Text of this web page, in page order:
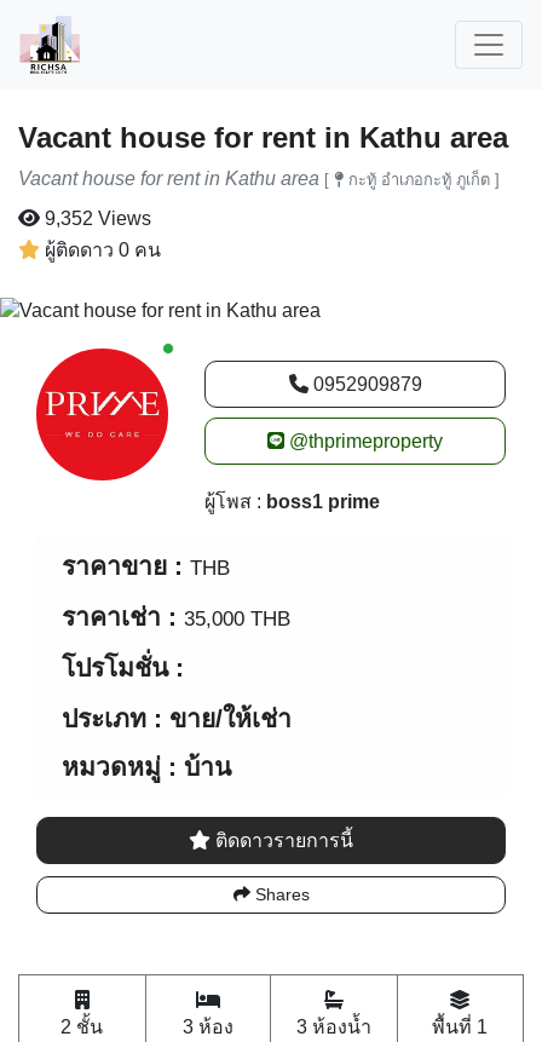
Vacant house for rent in Kathu area
Vacant house for rent in Kathu area [ กะทู้ อำเภอกะทู้ ภูเก็ต ]
9,352 Views
ผู้ติดดาว 0 คน
New alerts
0952909879
@thprimeproperty
ผู้โพส : boss1 prime
ราคาขาย : THB
ราคาเช่า : 35,000 THB
โปรโมชั่น :
ประเภท : ขาย/ให้เช่า
หมวดหมู่ : บ้าน
ติดดาวรายการนี้
Shares
2 ชั้น
3 ห้อง
3 ห้องน้ำ พื้นที่ 1